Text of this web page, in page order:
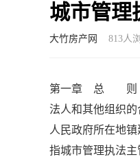
城市管理
大竹房产网 813人
第一章 总 则 第
法人和其他组织
人民政府所在地
指城市管理执法